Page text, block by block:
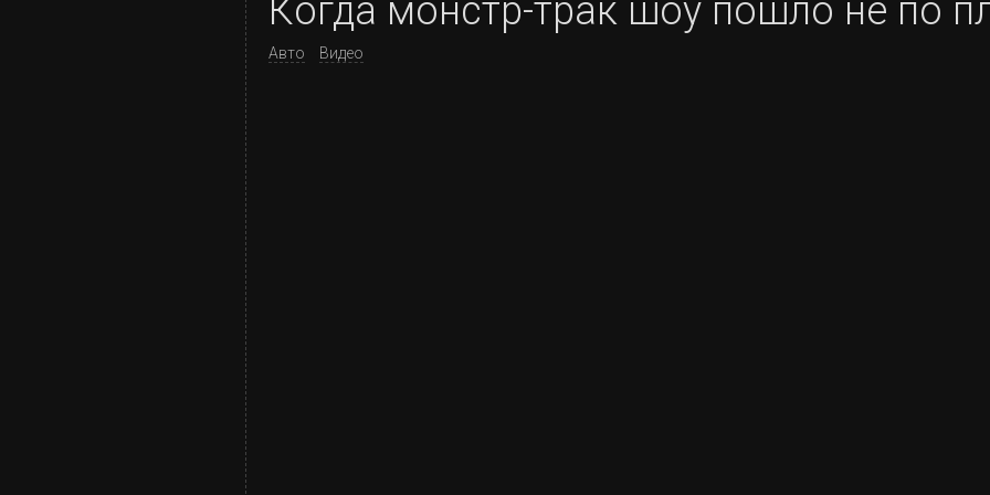
Когда монстр-трак шоу пошло не по
Авто Видео